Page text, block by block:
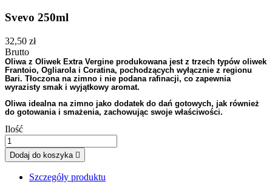
Svevo 250ml
32,50 zł
Brutto
Oliwa z Oliwek Extra Vergine produkowana jest z trzech typów oliwek
Frantoio, Ogliarola i Coratina, pochodzących wyłącznie z regionu
Bari. Tłoczona na zimno i nie podana rafinacji, co zapewnia
wyrazisty smak i wyjątkowy aromat.
Oliwa idealna na zimno jako dodatek do dań gotowych, jak również
do gotowania i smażenia, zachowując swoje właściwości.
Ilość
Dodaj do koszyka 
Szczegóły produktu